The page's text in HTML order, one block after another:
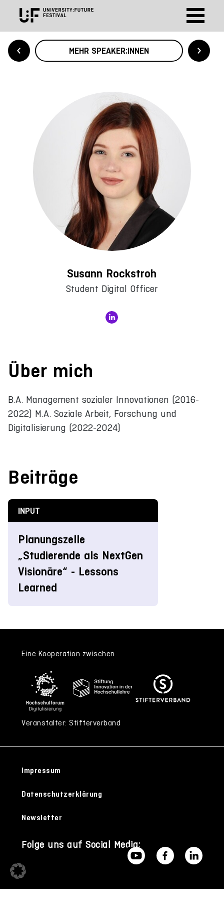
MEHR SPEAKER:INNEN
Susann Rockstroh
Student Digital Officer
Über mich
B.A. Management sozialer Innovationen (2016-
2022) M.A. Soziale Arbeit, Forschung und
Digitalisierung (2022-2024)
Beiträge
INPUT
Planungszelle
„Studierende als NextGen
Visionäre“ - Lessons
Learned
Eine Kooperation zwischen
Veranstalter: Stifterverband
Impressum
Datenschutzerklärung
Newsletter
Folge uns auf Social Media: